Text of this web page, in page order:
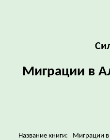
Миграции в
Название книги:
Миграции в